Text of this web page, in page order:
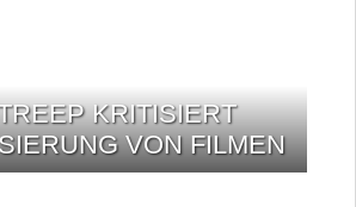
KRITISIERT
VON FILMEN